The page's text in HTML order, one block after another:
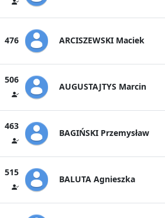
476 ARCISZEWSKI Maciek
506
AUGUSTAJTYS Marcin
463
BAGIŃSKI Przemysław
515
BALUTA Agnieszka